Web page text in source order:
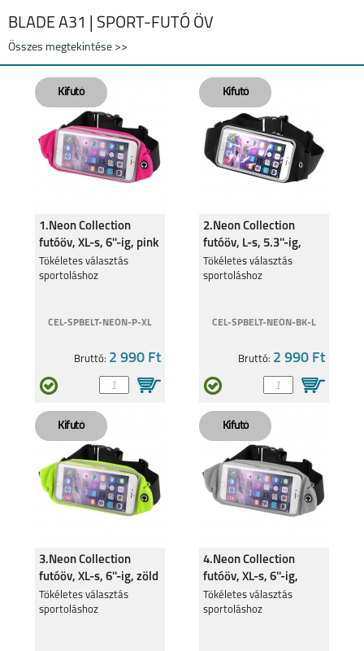
BLADE A31 | SPORT-FUTÓ ÖV
Összes megtekintése >>
1.Neon Collection
futóöv, XL-s, 6''-ig, pink
Tökéletes választás
sportoláshoz
CEL-SPBELT-NEON-P-XL
Bruttó: 2 990 Ft
2.Neon Collection
futóöv, L-s, 5.3''-ig,
fekete
Tökéletes választás
sportoláshoz
CEL-SPBELT-NEON-BK-L
Bruttó: 2 990 Ft
3.Neon Collection
futóöv, XL-s, 6''-ig, zöld
Tökéletes választás
sportoláshoz
4.Neon Collection
futóöv, XL-s, 6''-ig,
szürke
Tökéletes választás
sportoláshoz